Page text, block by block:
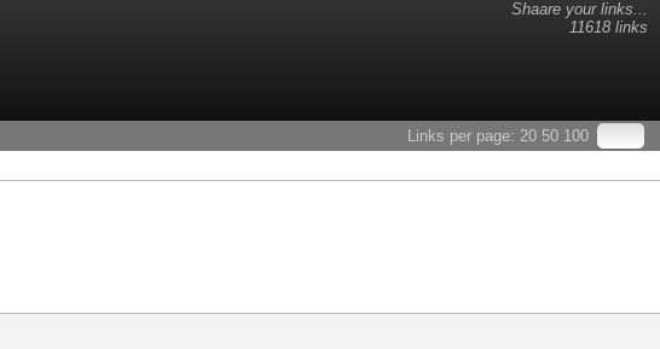
Shaare your links...
11618 links
Links per page: 20 50 100